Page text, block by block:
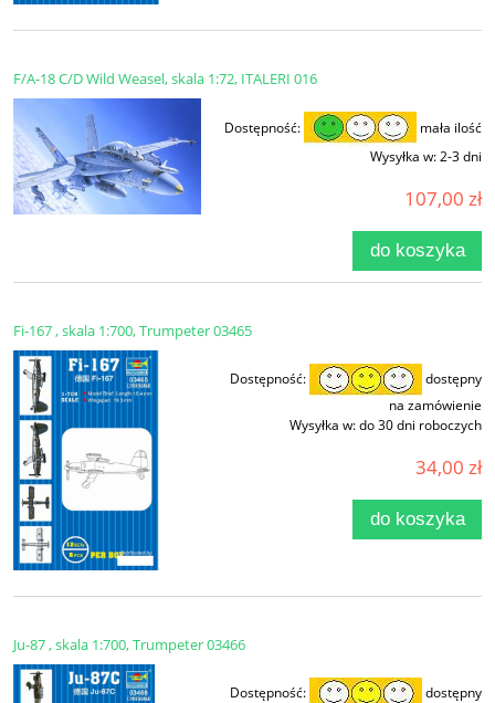
F/A-18 C/D Wild Weasel, skala 1:72, ITALERI 016
Dostępność:
mała ilość
Wysyłka w:2-3 dni
107,00 zł
do koszyka
Fi-167 , skala 1:700, Trumpeter 03465
Dostępność:
dostępny
na zamówienie
Wysyłka w:do 30 dni roboczych
34,00 zł
do koszyka
Ju-87 , skala 1:700, Trumpeter 03466
Dostępność:
dostępny